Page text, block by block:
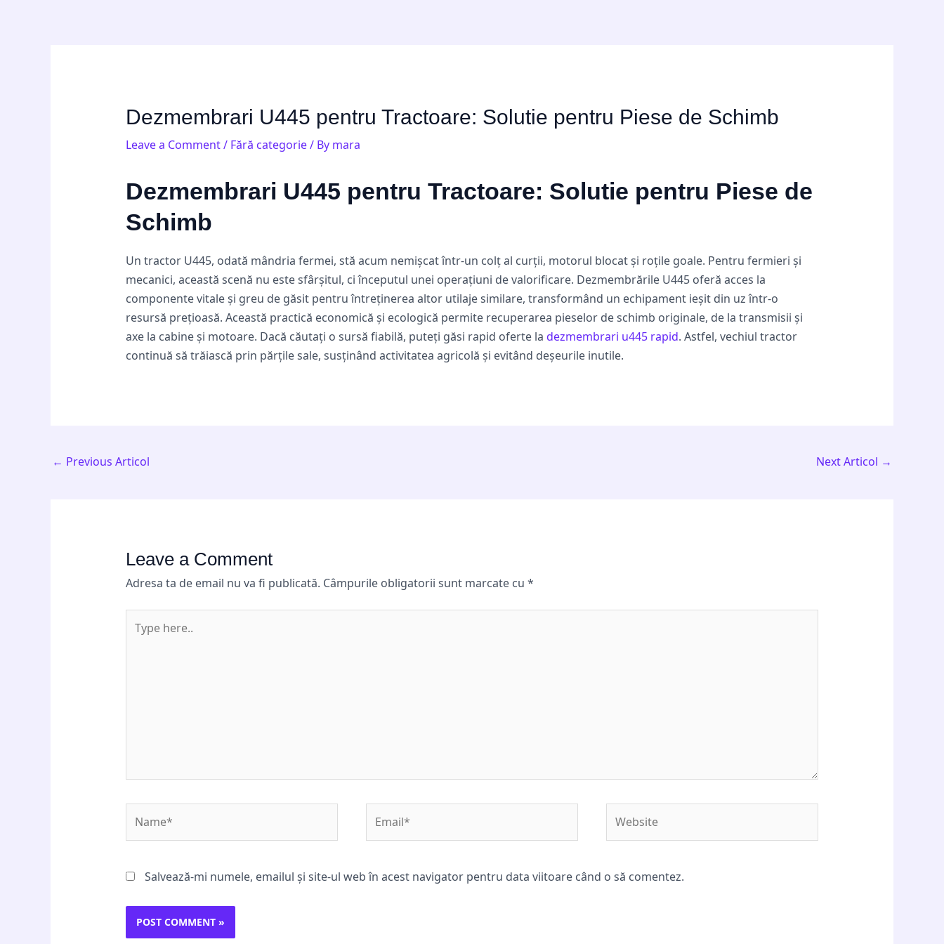
Dezmembrari U445 pentru Tractoare: Solutie pentru Piese de Schimb
Leave a Comment/ Fără categorie/ By mara
Dezmembrari U445 pentru Tractoare: Solutie pentru Piese de
Schimb
Un tractor U445, odată mândria fermei, stă acum nemișcat într-un colț al curții, motorul blocat și roțile goale. Pentru fermieri și
mecanici, această scenă nu este sfârșitul, ci începutul unei operațiuni de valorificare. Dezmembrările U445 oferă acces la
componente vitale și greu de găsit pentru întreținerea altor utilaje similare, transformând un echipament ieșit din uz într-o
resursă prețioasă. Această practică economică și ecologică permite recuperarea pieselor de schimb originale, de la transmisii și
axe la cabine și motoare. Dacă căutați o sursă fiabilă, puteți găsi rapid oferte la dezmembrari u445 rapid. Astfel, vechiul tractor
continuă să trăiască prin părțile sale, susținând activitatea agricolă și evitând deșeurile inutile.
← Previous Articol Next Articol →
Leave a Comment
Adresa ta de email nu va fi publicată. Câmpurile obligatorii sunt marcate cu *
here..
Salvează-mi numele, emailul și site-ul web în acest navigator pentru data viitoare când o să comentez.